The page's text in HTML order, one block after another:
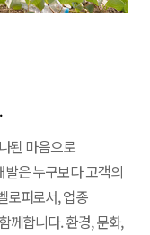
된 마음으로
발은 누구보다고객의
로퍼로서,업종
께합니다.환경, 문화,